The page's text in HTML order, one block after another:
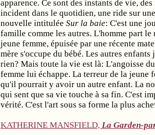
apparence. Ce sont des instants de vie,
incident dans le quotidien, une ride sur
nouvelle intitulée Sur la baie: C'est une
famille comme les autres. L'homme part le
jeune femme, épuisée par une récente
mère s'occupe du bébé. Les autres
rien? Mais toute la vie est là: L'angoisse
femme lui échappe. La terreur de la jeune
qu'il pourrait y avoir un autre enfant. La
qui sent que sa vie touche à sa fin. C'est
vérité. C'est l'art sous sa forme la plus
KATHERINE MANSFIELD, La Garden-